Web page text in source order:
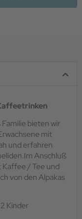
bieten wir
mit
und erfahren
Anschluß
/ Tee und
von den Alpakas
Kinder